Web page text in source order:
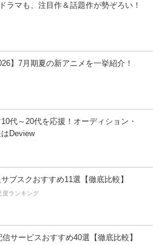
ラマも、注目作＆話題作が勢ぞろい！
】7月期夏の新アニメを一挙紹介！
代～20代を応援！オーディション・
Deview
ブスクおすすめ11選【徹底比較】
度ランキング
サービスおすすめ40選【徹底比較】